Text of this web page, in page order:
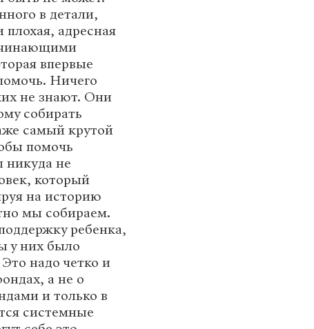
в детали,
плохая, адресная
впервые
Ничего
не знают. Они
собирать
самый крутой
помочь
никуда не
который
на историю
мы собираем.
ребенка,
у них было
надо четко и
а не о
и только в
системные